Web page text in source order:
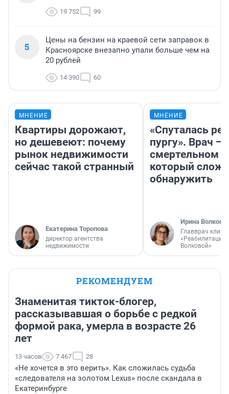
19 752 99
5
Цены на бензин на краевой сети заправок в
Красноярске внезапно упали больше чем на
20 рублей
14 390 60
МНЕНИЕ
Квартиры дорожают,
но дешевеют: почему
рынок недвижимости
сейчас такой странный
Екатерина Торопова
директор агентства
недвижимости
МНЕНИЕ
«Спуталась
пургу». Врач —
смертельном
который
обнаружить
Ирина Волкова
Главврач
«Реабилитация
Волковой»
РЕКОМЕНДУЕМ
Знаменитая тикток-блогер,
рассказывавшая о борьбе с редкой
формой рака, умерла в возрасте 26
лет
13 часов 7 467 28
«Не хочется в это верить». Как сложилась судьба
«следователя на золотом Lexus» после скандала в
Екатеринбурге